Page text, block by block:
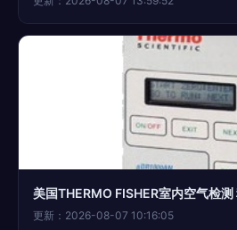
美国THERMO FISHER室内空气检
更新：2026-08-07 10:16:05